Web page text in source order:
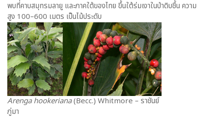
พบที่คาบสมุทรมลายู และภาคใต้ของไทย ขึ้นใต้ร่มเงาในป่าดิบชื้น ความ
สูง 100–600 เมตร เป็นไม้ประดับ
Arenga hookeriana(Becc.) Whitmore – ราชันย์
ภู่มา